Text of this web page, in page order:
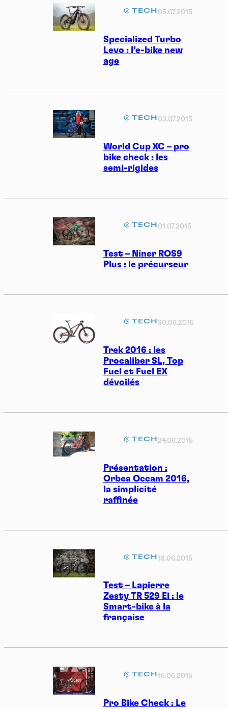
Specialized Turbo
Levo : l’e-bike new
age
TECH 05.07.2015
World Cup XC – pro
bike check : les
semi-rigides
TECH 03.07.2015
Test – Niner ROS9
Plus : le précurseur
TECH 01.07.2015
Trek 2016 : les
Procaliber SL, Top
Fuel et Fuel EX
dévoilés
TECH30.06.2015
Présentation :
Orbea Occam 2016,
la simplicité
raffinée
TECH 24.06.2015
Test – Lapierre
Zesty TR 529 Ei : le
Smart-bike à la
française
TECH18.06.2015
Pro Bike Check : Le
TECH15.06.2015